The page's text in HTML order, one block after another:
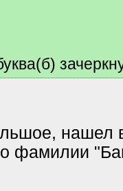
нашел
фамилии